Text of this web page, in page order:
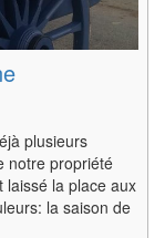
plusieurs
notre propriété
laissé la place aux
la saison de